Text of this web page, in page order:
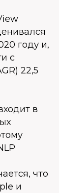
году и,
с
22,5
в
что
и